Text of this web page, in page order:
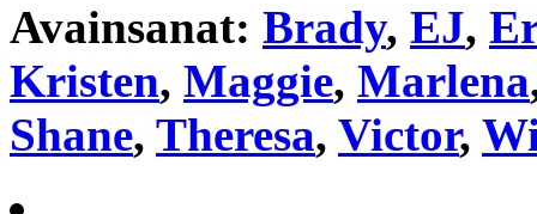
Avainsanat: Brady, EJ,
Kristen, Maggie, Marlena
Shane, Theresa, Victor,